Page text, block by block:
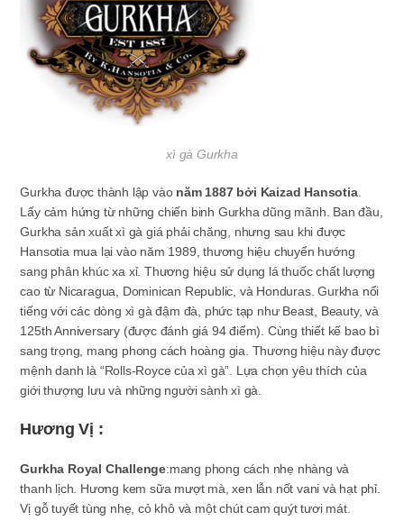
xì gà Gurkha
Gurkha được thành lập vào năm 1887 bởi Kaizad Hansotia.
Lấy cảm hứng từ những chiến binh Gurkha dũng mãnh. Ban đầu,
Gurkha sản xuất xì gà giá phải chăng, nhưng sau khi được
Hansotia mua lại vào năm 1989, thương hiệu chuyển hướng
sang phân khúc xa xỉ. Thương hiệu sử dụng lá thuốc chất lượng
cao từ Nicaragua, Dominican Republic, và Honduras. Gurkha nổi
tiếng với các dòng xì gà đậm đà, phức tạp như Beast, Beauty, và
125th Anniversary (được đánh giá 94 điểm). Cùng thiết kế bao bì
sang trọng, mang phong cách hoàng gia. Thương hiệu này được
mệnh danh là “Rolls-Royce của xì gà”. Lựa chọn yêu thích của
giới thượng lưu và những người sành xì gà.
Hương Vị :
Gurkha Royal Challenge:mang phong cách nhẹ nhàng và
thanh lịch. Hương kem sữa mượt mà, xen lẫn nốt vani và hạt phỉ.
Vị gỗ tuyết tùng nhẹ, cỏ khô và một chút cam quýt tươi mát.